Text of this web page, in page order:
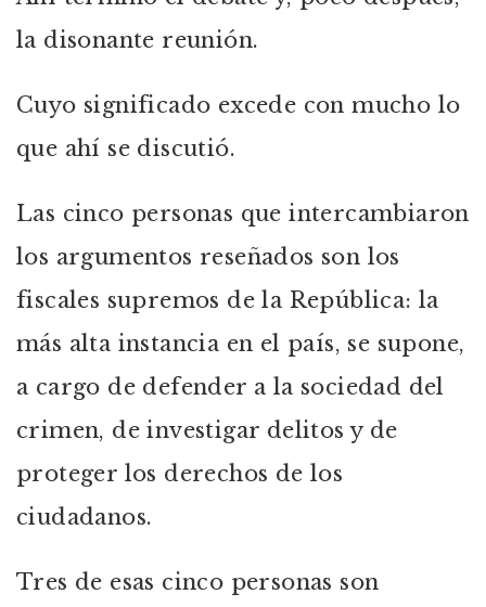
la disonante reunión.
Cuyo significado excede con mucho lo
que ahí se discutió.
Las cinco personas que intercambiaron
los argumentos reseñados son los
fiscales supremos de la República: la
más alta instancia en el país, se supone,
a cargo de defender a la sociedad del
crimen, de investigar delitos y de
proteger los derechos de los
ciudadanos.
Tres de esas cinco personas son